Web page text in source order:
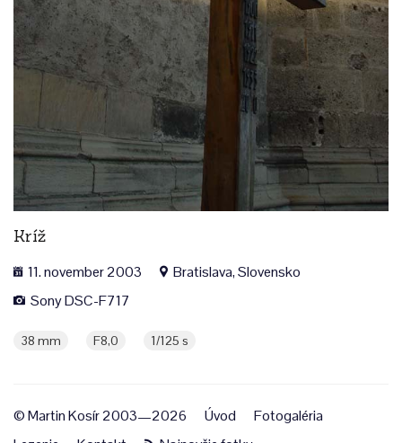
Kríž
11. november 2003
Bratislava, Slovensko
Sony DSC-F717
38 mm F8,0 1/125 s
© Martin Kosír 2003—2026 Úvod
Fotogaléria